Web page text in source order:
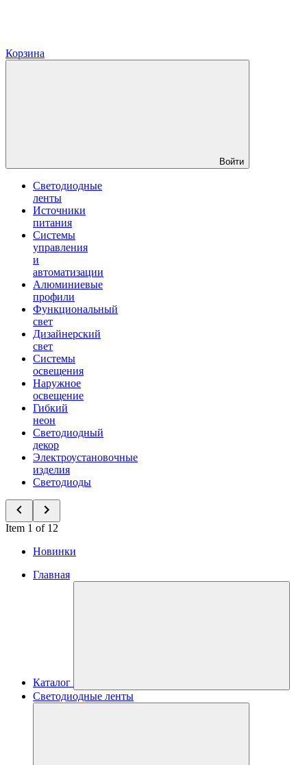
Корзина
Войти
Светодиодные
ленты
Источники
питания
Системы
управления
и
автоматизации
Алюминиевые
профили
Функциональный
свет
Дизайнерский
свет
Системы
освещения
Наружное
освещение
Гибкий
неон
Светодиодный
декор
Электроустановочные
изделия
Светодиоды
Item 1 of 12
Новинки
Главная
Каталог
Светодиодные ленты